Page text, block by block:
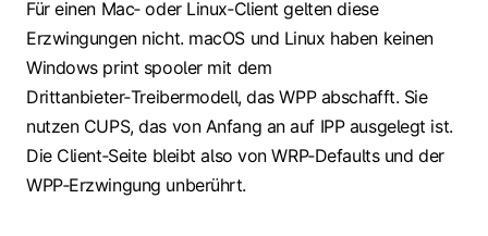
Für einen Mac‑ oder Linux‑Client gelten diese
Erzwingungen nicht. macOS und Linux haben keinen
Windows print spooler mit dem
Drittanbieter‑Treibermodell, das WPP abschafft. Sie
nutzen CUPS, das von Anfang an auf IPP ausgelegt ist.
Die Client‑Seite bleibt also von WRP‑Defaults und der
WPP‑Erzwingung unberührt.